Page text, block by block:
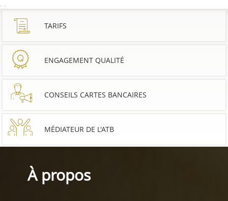
TARIFS
ENGAGEMENT QUALITÉ
CONSEILS CARTES BANCAIRES
MÉDIATEUR DE L'ATB
À propos